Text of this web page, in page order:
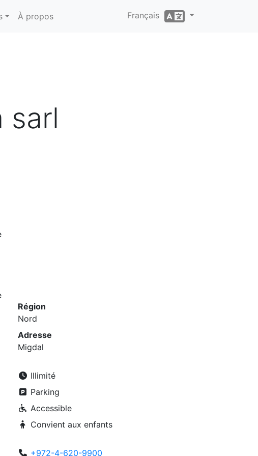
À propos Français
sarl
Région
Nord
Adresse
Migdal
Illimité
Parking
Accessible
Convient aux enfants
+972-4-620-9900